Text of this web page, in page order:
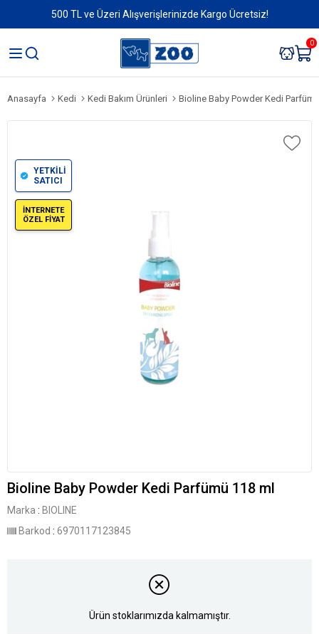
500 TL ve Üzeri Alışverişlerinizde Kargo Ücretsiz!
0
Anasayfa Kedi Kedi Bakım Ürünleri Bioline Baby Powder Kedi
YETKİLİ
SATICI
İNTERNETE
ÖZEL FİYAT
Bioline Baby Powder Kedi Parfümü 118 ml
Marka : BIOLINE
Barkod : 6970117123845
Ürün stoklarımızda kalmamıştır.